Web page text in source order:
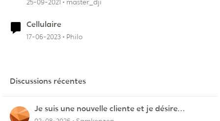
25-09-2021 master_dji
Cellulaire
17-06-2023 Philo
Discussions récentes
Je suis une nouvelle cliente et je désire
connecter mon appareil sur videotron